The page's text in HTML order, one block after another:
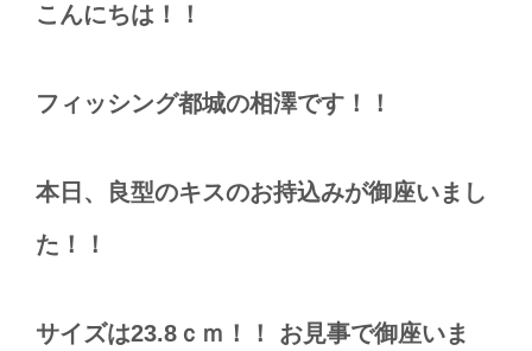
こんにちは！！
フィッシング都城の相澤です！！
本日、良型のキスのお持込みが御座いまし
た！！
サイズは23.8ｃｍ！！ お見事で御座いま